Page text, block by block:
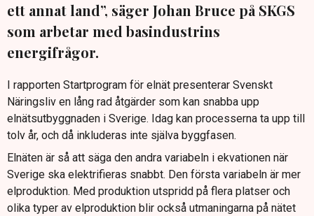
ett annat land”, säger Johan Bruce på SKGS
som arbetar med basindustrins
energifrågor.
I rapporten Startprogram för elnät presenterar Svenskt
Näringsliv en lång rad åtgärder som kan snabba upp
elnätsutbyggnaden i Sverige. Idag kan processerna ta upp till
tolv år, och då inkluderas inte själva byggfasen.
Elnäten är så att säga den andra variabeln i ekvationen när
Sverige ska elektrifieras snabbt. Den första variabeln är mer
elproduktion. Med produktion utspridd på flera platser och
olika typer av elproduktion blir också utmaningarna på nätet